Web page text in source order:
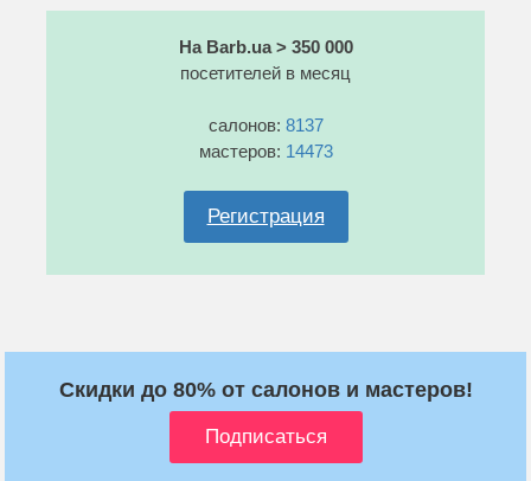
На Barb.ua > 350 000
посетителей в месяц
салонов: 8137
мастеров: 14473
Регистрация
Скидки до 80% от салонов и мастеров!